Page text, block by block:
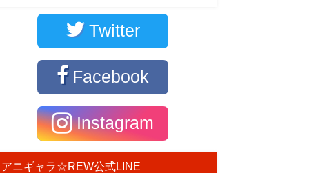
Twitter
Facebook
Instagram
アニギャラ☆REW公式LINE